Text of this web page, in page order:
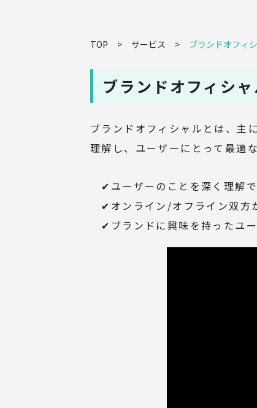
TOP サービス ブランドオフィ
ブランドオフィシ
ブランドオフィシャルとは、主
理解し、ユーザーにとって最適
✔ ユーザーのことを深く理解
✔オンライン /オフライン双方
✔ブランドに興味を持ったユ